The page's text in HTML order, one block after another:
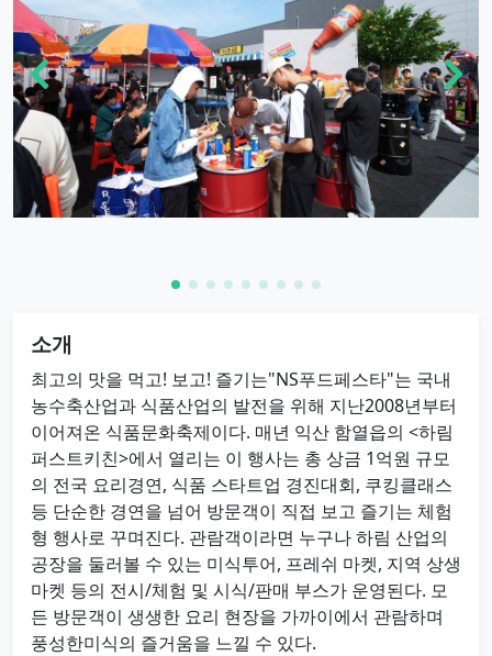
소개
최고의 맛을 먹고! 보고! 즐기는"NS푸드페스타"는 국내
농수축산업과 식품산업의 발전을 위해 지난2008년부터
이어져온 식품문화축제이다. 매년 익산 함열읍의 <하림
퍼스트키친>에서 열리는 이 행사는 총 상금 1억원 규모
의 전국 요리경연, 식품 스타트업 경진대회, 쿠킹클래스
등 단순한 경연을 넘어 방문객이 직접 보고 즐기는 체험
형 행사로 꾸며진다. 관람객이라면 누구나 하림 산업의
공장을 둘러볼 수 있는 미식투어, 프레쉬 마켓, 지역 상생
마켓 등의 전시/체험 및 시식/판매 부스가 운영된다. 모
든 방문객이 생생한 요리 현장을 가까이에서 관람하며
풍성한미식의 즐거움을 느낄 수 있다.